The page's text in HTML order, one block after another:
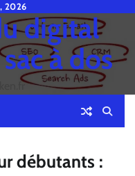
2026
digital
à dos
débutants :